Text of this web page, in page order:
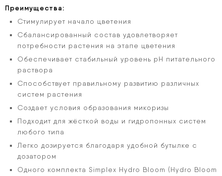
Преимущества:
Стимулирует начало цветения
Сбалансированный состав удовлетворяет
потребности растения на этапе цветения
Обеспечивает стабильный уровень рН питательного
раствора
Способствует правильному развитию различных
систем растения
Создает условия образования микоризы
Подходит для жёсткой воды и гидропонных систем
любого типа
Легко дозируется благодаря удобной бутылке с
дозатором
Одного комплекта Simplex Hydro Bloom (Hydro Bloom